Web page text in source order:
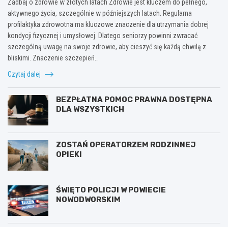
Zadbaj o zdrowie w złotych latach Zdrowie jest kluczem do pełnego,
aktywnego życia, szczególnie w późniejszych latach. Regularna
profilaktyka zdrowotna ma kluczowe znaczenie dla utrzymania dobrej
kondycji fizycznej i umysłowej. Dlatego seniorzy powinni zwracać
szczególną uwagę na swoje zdrowie, aby cieszyć się każdą chwilą z
bliskimi. Znaczenie szczepień…
Czytaj dalej
BEZPŁATNA POMOC PRAWNA DOSTĘPNA
DLA WSZYSTKICH
ZOSTAŃ OPERATORZEM RODZINNEJ
OPIEKI
ŚWIĘTO POLICJI W POWIECIE
NOWODWORSKIM